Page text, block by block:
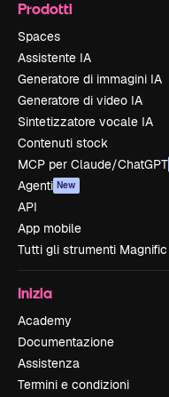
Prodotti
Spaces
Assistente IA
Generatore di immagini IA
Generatore di video IA
Sintetizzatore vocale IA
Contenuti stock
MCP per Claude/ChatGPT
Agenti New
API
App mobile
Tutti gli strumenti Magnific
Inizia
Academy
Documentazione
Assistenza
Termini e condizioni